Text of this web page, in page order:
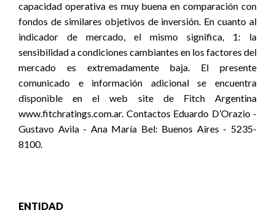
capacidad operativa es muy buena en comparación con
fondos de similares objetivos de inversión. En cuanto al
indicador de mercado, el mismo significa, 1: la
sensibilidad a condiciones cambiantes en los factores del
mercado es extremadamente baja. El presente
comunicado e información adicional se encuentra
disponible en el web site de Fitch Argentina
www.fitchratings.com.ar. Contactos Eduardo D’Orazio -
Gustavo Avila - Ana María Bel: Buenos Aires - 5235-
8100.
ENTIDAD